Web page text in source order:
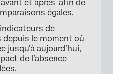
et après, afin de
égales.
de
depuis le moment où
jusqu’à aujourd’hui,
de l’absence